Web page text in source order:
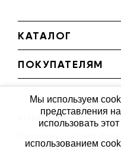
КАТАЛОГ
ПОКУПАТЕЛЯМ
студия ''КИТ''
Официальный сайт
Все права
Мы используем
представления
использовать
использованием